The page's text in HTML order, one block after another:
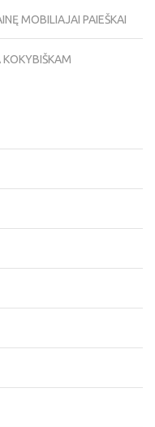
MOBILIAJAI PAIEŠKAI
KOKYBIŠKAM